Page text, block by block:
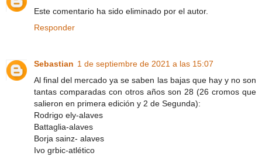
Este comentario ha sido eliminado por el autor.
Responder
Sebastian 1 de septiembre de 2021 a las 15:07
Al final del mercado ya se saben las bajas que hay y no son
tantas comparadas con otros años son 28 (26 cromos que
salieron en primera edición y 2 de Segunda):
Rodrigo ely-alaves
Battaglia-alaves
Borja sainz- alaves
Ivo grbic-atlético